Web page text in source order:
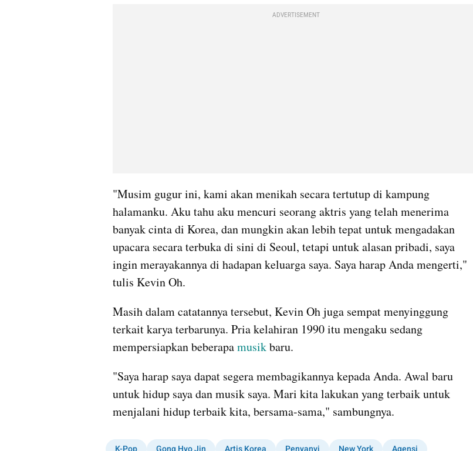
ADVERTISEMENT
"Musim gugur ini, kami akan menikah secara tertutup di kampung
halamanku. Aku tahu aku mencuri seorang aktris yang telah menerima
banyak cinta di Korea, dan mungkin akan lebih tepat untuk mengadakan
upacara secara terbuka di sini di Seoul, tetapi untuk alasan pribadi, saya
ingin merayakannya di hadapan keluarga saya. Saya harap Anda mengerti,"
tulis Kevin Oh.
Masih dalam catatannya tersebut, Kevin Oh juga sempat menyinggung
terkait karya terbarunya. Pria kelahiran 1990 itu mengaku sedang
mempersiapkan beberapa musik baru.
"Saya harap saya dapat segera membagikannya kepada Anda. Awal baru
untuk hidup saya dan musik saya. Mari kita lakukan yang terbaik untuk
menjalani hidup terbaik kita, bersama-sama," sambungnya.